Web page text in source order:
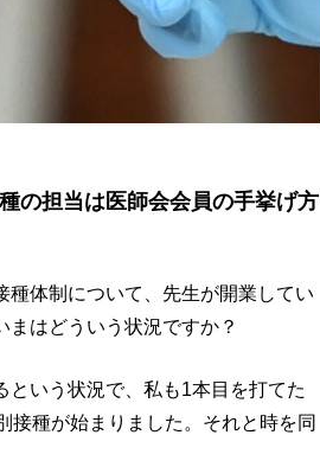
の担当は医師会会員の手挙げ方
体制について、先生が開業してい
はどういう状況ですか？
という状況で、私も1本目を打てた
接種が始まりました。それと時を同